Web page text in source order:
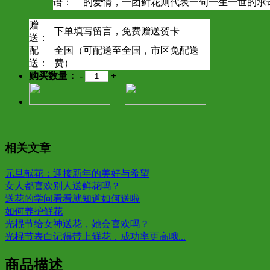
赠
送：
下单填写留言，免费赠送贺卡
配
送：
全国（可配送至全国，市区免配送
费）
购买数量： - +
相关文章
元旦献花：迎接新年的美好与希望
女人都喜欢别人送鲜花吗？
送花的学问看看就知道如何送啦
如何养护鲜花
光棍节给女神送花，她会喜欢吗？
光棍节表白记得带上鲜花，成功率更高哦...
商品描述